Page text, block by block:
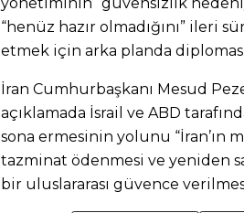
“henüz hazır olmadığını” ileri
etmek için arka planda
İran Cumhurbaşkanı Mesud
açıklamada İsrail ve ABD
sona ermesinin yolunu “İran’ın
tazminat ödenmesi ve yeniden
bir uluslararası güvence